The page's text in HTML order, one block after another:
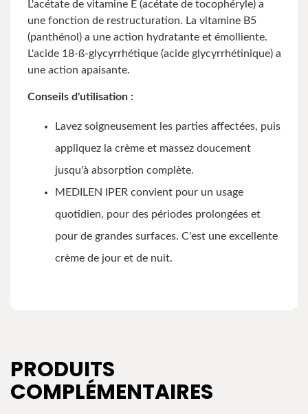
L'acétate de vitamine E (acétate de tocophéryle) a
une fonction de restructuration. La vitamine B5
(panthénol) a une action hydratante et émolliente.
L'acide 18-ß-glycyrrhétique (acide glycyrrhétinique) a
une action apaisante.
Conseils d'utilisation :
Lavez soigneusement les parties affectées, puis
appliquez la crème et massez doucement
jusqu'à absorption complète.
MEDILEN IPER convient pour un usage
quotidien, pour des périodes prolongées et
pour de grandes surfaces. C'est une excellente
crème de jour et de nuit.
PRODUITS
COMPLÉMENTAIRES